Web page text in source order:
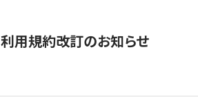
利用規約改訂のお知らせ